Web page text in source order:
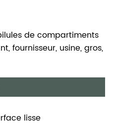
de compartiments
fournisseur, usine, gros,
lisse